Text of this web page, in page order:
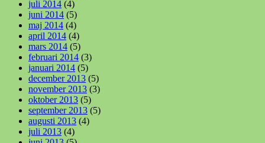
juli 2014 (4)
juni 2014 (5)
maj 2014 (4)
april 2014 (4)
mars 2014 (5)
februari 2014 (3)
januari 2014 (5)
december 2013 (5)
november 2013 (3)
oktober 2013 (5)
september 2013 (5)
augusti 2013 (4)
juli 2013 (4)